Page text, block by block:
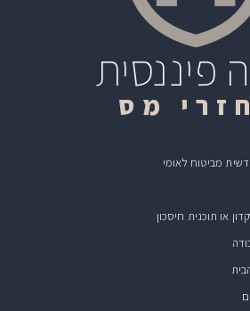
פיננסית
מס
מביטוח לאומי
או תוכנית חיסכון